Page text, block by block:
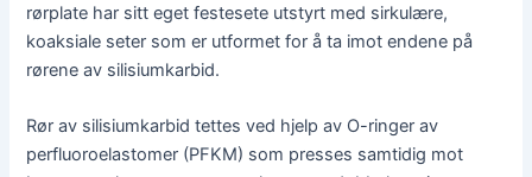
rørplate har sitt eget festesete utstyrt med sirkulære,
koaksiale seter som er utformet for å ta imot endene på
rørene av silisiumkarbid.
Rør av silisiumkarbid tettes ved hjelp av O-ringer av
perfluoroelastomer (PFKM) som presses samtidig mot